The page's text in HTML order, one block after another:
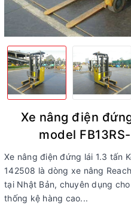
Xe nâng điện
model
Xe nâng điện đứng lái 1.3 tấn
142508 là dòng xe nâng
tại Nhật Bản, chuyên dụng
thống kệ hàng cao...